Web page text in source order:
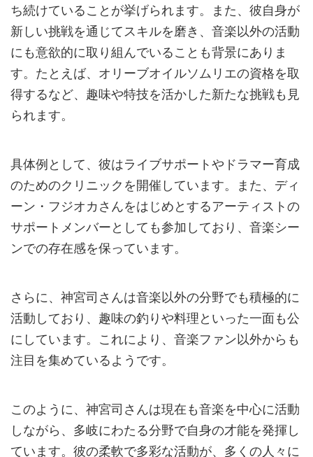
ち続けていることが挙げられます。また、彼自身が
新しい挑戦を通じてスキルを磨き、音楽以外の活動
にも意欲的に取り組んでいることも背景にありま
す。たとえば、オリーブオイルソムリエの資格を取
得するなど、趣味や特技を活かした新たな挑戦も見
られます。
具体例として、彼はライブサポートやドラマー育成
のためのクリニックを開催しています。また、ディ
ーン・フジオカさんをはじめとするアーティストの
サポートメンバーとしても参加しており、音楽シー
ンでの存在感を保っています。
さらに、神宮司さんは音楽以外の分野でも積極的に
活動しており、趣味の釣りや料理といった一面も公
にしています。これにより、音楽ファン以外からも
注目を集めているようです。
このように、神宮司さんは現在も音楽を中心に活動
しながら、多岐にわたる分野で自身の才能を発揮し
ています。彼の柔軟で多彩な活動が、多くの人々に